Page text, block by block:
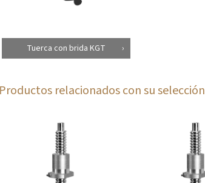
Tuerca con brida KGT
Productos relacionados con su selección